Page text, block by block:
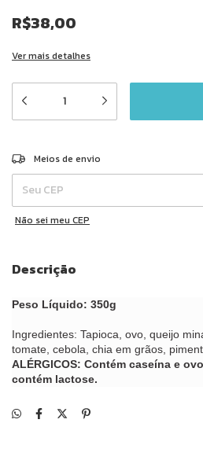
R$38,00
Ver mais detalhes
Entregas para o CEP:
Meios de envio
Não sei meu CEP
Descrição
Peso Líquido: 350g
Ingredientes: Tapioca, ovo, queijo
tomate, cebola, chia em grãos,
ALÉRGICOS: Contém caseína e
contém lactose.